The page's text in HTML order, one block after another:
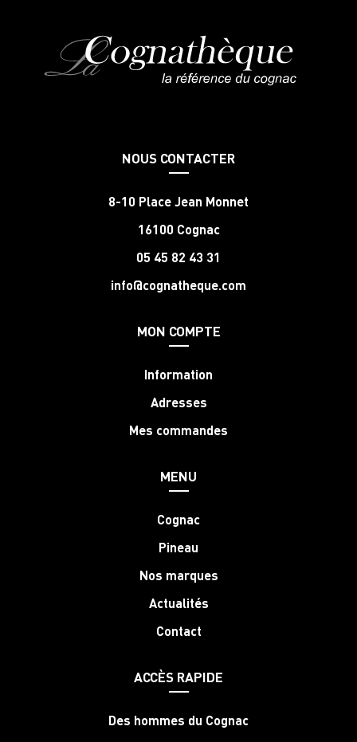
NOUS CONTACTER
8-10 Place Jean Monnet
16100 Cognac
05 45 82 43 31
info@cognatheque.com
MON COMPTE
Information
Adresses
Mes commandes
MENU
Cognac
Pineau
Nos marques
Actualités
Contact
ACCÈS RAPIDE
Des hommes du Cognac